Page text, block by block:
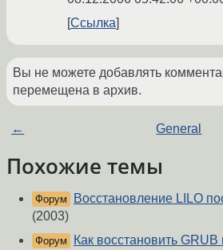
Ссылка
Вы не можете добавлять
перемещена в архив.
← General
Похожие темы
Форум
Восстановление LILO
(2003)
Форум
Как восстановить